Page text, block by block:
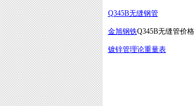
Q345B无缝钢管
金旭钢铁Q345B无缝管价格
镀锌管理论重量表